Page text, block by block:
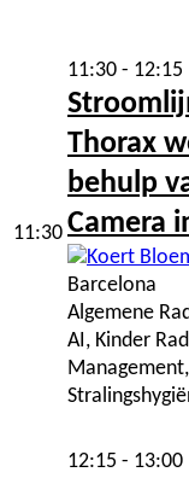
11:30
11:30 - 12:15
Thorax
behulp
Camera
Barcelona
Algemene
AI, Kinder
12:15 - 13:00